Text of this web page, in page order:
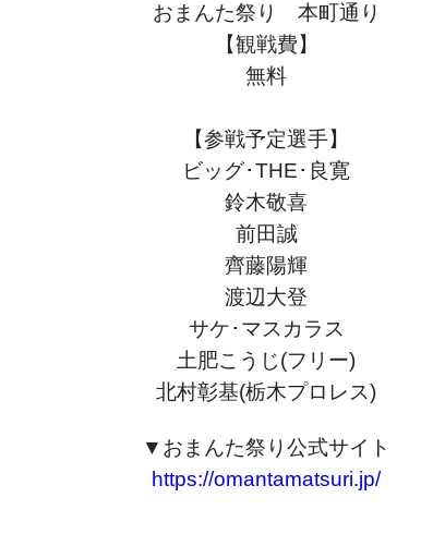
おまんた祭り 本町通り
【観戦費】
無料
【参戦予定選手】
ビッグ･THE･良寛
鈴木敬喜
前田誠
齊藤陽輝
渡辺大登
サケ･マスカラス
土肥こうじ(フリー)
北村彰基(栃木プロレス)
▼おまんた祭り公式サイト
https://omantamatsuri.jp/